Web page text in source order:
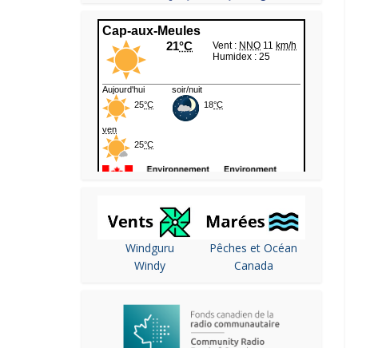
Windguru
Windy
Pêches et Océan
Canada